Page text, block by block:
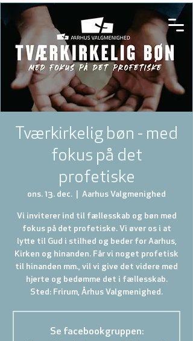
Tværkirkelig bøn - med
fokus på det
profetiske
ons. 13. dec. Aarhus Valgmenighed
Vi inviterer ind til fællesskab og bøn med
fokus på det profetiske. Vi øver os i at
lytte til Gud i stilhed og beder for Aarhus,
Kirken og hinanden. Får vi noget profetisk
til hinanden mm., vil vi give det videre med
hjerte og bedømme det i fællesskab.
Sted: Frirum, Århus Valgmenighed.
Se facebookgruppen: